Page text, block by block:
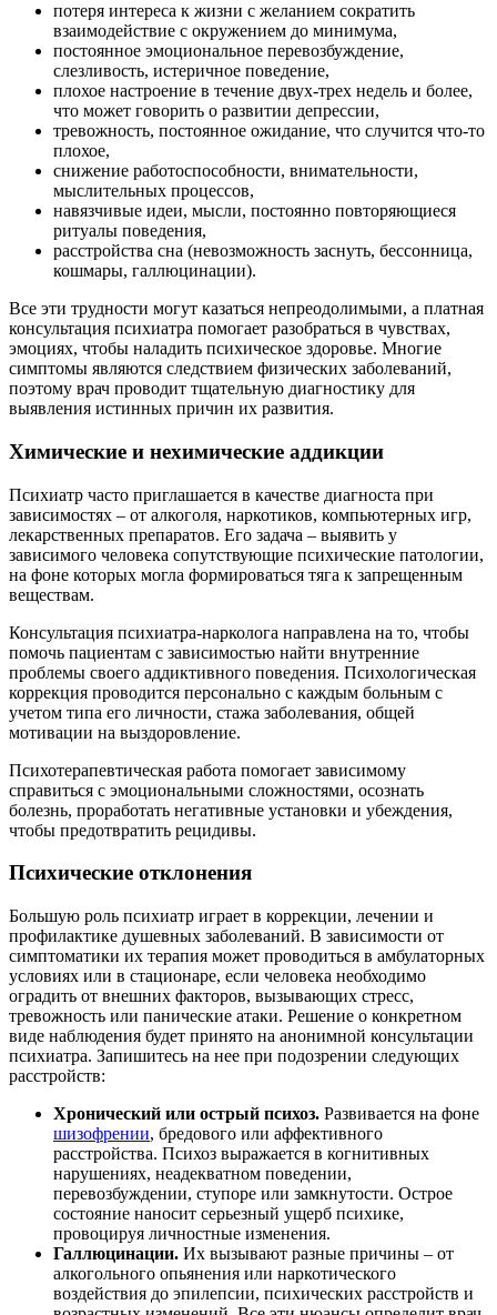
потеря интереса к жизни с желанием сократить
взаимодействие с окружением до минимума,
постоянное эмоциональное перевозбуждение,
слезливость, истеричное поведение,
плохое настроение в течение двух-трех недель и более,
что может говорить о развитии депрессии,
тревожность, постоянное ожидание, что случится что-то
плохое,
снижение работоспособности, внимательности,
мыслительных процессов,
навязчивые идеи, мысли, постоянно повторяющиеся
ритуалы поведения,
расстройства сна (невозможность заснуть, бессонница,
кошмары, галлюцинации).
Все эти трудности могут казаться непреодолимыми, а платная
консультация психиатра помогает разобраться в чувствах,
эмоциях, чтобы наладить психическое здоровье. Многие
симптомы являются следствием физических заболеваний,
поэтому врач проводит тщательную диагностику для
выявления истинных причин их развития.
Химические и нехимические аддикции
Психиатр часто приглашается в качестве диагноста при
зависимостях – от алкоголя, наркотиков, компьютерных игр,
лекарственных препаратов. Его задача – выявить у
зависимого человека сопутствующие психические патологии,
на фоне которых могла формироваться тяга к запрещенным
веществам.
Консультация психиатра-нарколога направлена на то, чтобы
помочь пациентам с зависимостью найти внутренние
проблемы своего аддиктивного поведения. Психологическая
коррекция проводится персонально с каждым больным с
учетом типа его личности, стажа заболевания, общей
мотивации на выздоровление.
Психотерапевтическая работа помогает зависимому
справиться с эмоциональными сложностями, осознать
болезнь, проработать негативные установки и убеждения,
чтобы предотвратить рецидивы.
Психические отклонения
Большую роль психиатр играет в коррекции, лечении и
профилактике душевных заболеваний. В зависимости от
симптоматики их терапия может проводиться в амбулаторных
условиях или в стационаре, если человека необходимо
оградить от внешних факторов, вызывающих стресс,
тревожность или панические атаки. Решение о конкретном
виде наблюдения будет принято на анонимной консультации
психиатра. Запишитесь на нее при подозрении следующих
расстройств:
Хронический или острый психоз. Развивается на фоне
шизофрении, бредового или аффективного
расстройства. Психоз выражается в когнитивных
нарушениях, неадекватном поведении,
перевозбуждении, ступоре или замкнутости. Острое
состояние наносит серьезный ущерб психике,
провоцируя личностные изменения.
Галлюцинации. Их вызывают разные причины – от
алкогольного опьянения или наркотического
воздействия до эпилепсии, психических расстройств и